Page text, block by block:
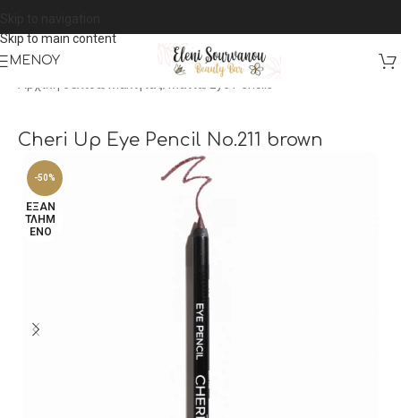
Skip to main content
ΜΕΝΟΎ
Cheri Up Eye Pencil No.211 brown
-50%
ΕΞΑΝ
ΤΛΗΜ
ΈΝΟ